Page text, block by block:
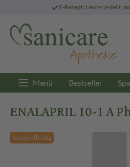
E-Rezept: Heute bestellt,
Menü Bestseller
ENALAPRIL 10-1 A
Rezeptpflichtig